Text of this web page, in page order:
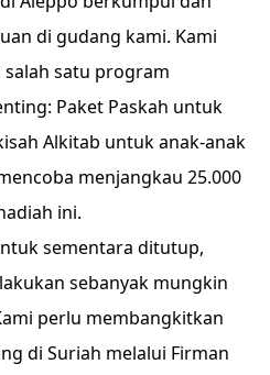
di gudang kami. Kami
satu program
Paket Paskah untuk
Alkitab untuk anak-anak
menjangkau 25.000
ini.
sementara ditutup,
sebanyak mungkin
perlu membangkitkan
di Suriah melalui Firman